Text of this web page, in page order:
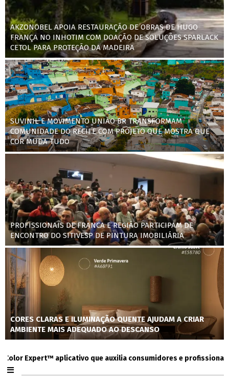
AKZONOBEL APOIA RESTAURAÇÃO DE OBRAS DE HUGO
FRANÇA NO INHOTIM COM DOAÇÃO DE SOLUÇÕES SPARLACK
CETOL PARA PROTEÇÃO DA MADEIRA
SUVINIL E MOVIMENTO UNIÃO BR TRANSFORMAM
COMUNIDADE DO RECIFE COM PROJETO QUE MOSTRA QUE
COR MUDA TUDO
PROFISSIONAIS DE FRANCA E REGIÃO PARTICIPAM DE
ENCONTRO DO SITIVESP DE PINTURA IMOBILIÁRIA
CORES CLARAS E ILUMINAÇÃO QUENTE AJUDAM A CRIAR
AMBIENTE MAIS ADEQUADO AO DESCANSO
aplicativo que auxilia consumidores e profissionais na